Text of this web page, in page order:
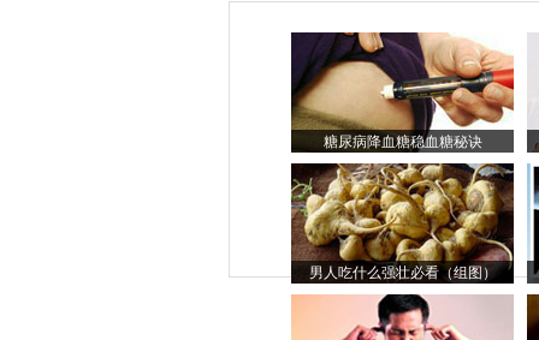
糖尿病降血糖稳血糖秘诀
男人吃什么强壮必看（组图）